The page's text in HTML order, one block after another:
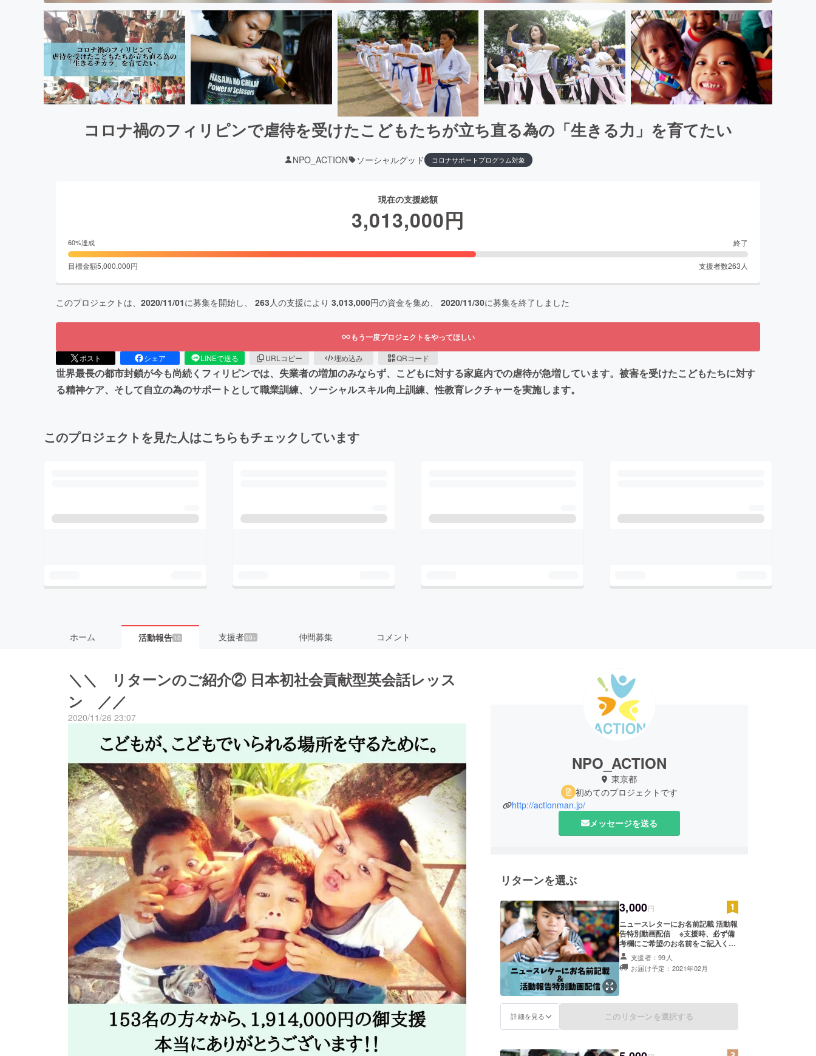
コロナ禍のフィリピンで虐待を受けたこどもたちが立ち直る為の「生きる力」を育てたい
NPO_ACTION ソーシャルグッド コロナサポートプログラム対象
現在の支援総額
3,013,000円
60%達成 終了
目標金額5,000,000円 支援者数263 人
このプロジェクトは、 2020/11/01に募集を開始し、 263 人の支援により 3,013,000円の資金を集め、 2020/11/30に募集を終了しました
もう一度プロジェクトをやってほしい
ポスト シェア LINEで送る URLコピー 埋め込み QRコード
世界最長の都市封鎖が今も尚続くフィリピンでは、失業者の増加のみならず、こどもに対する家庭内での虐待が急増しています。被害を受けたこどもたちに対す
る精神ケア、そして自立の為のサポートとして職業訓練、ソーシャルスキル向上訓練、性教育レクチャーを実施します。
このプロジェクトを見た人はこちらもチェックしています
ホーム 活動報告 10 支援者99+ 仲間募集 コメント
＼＼ リターンのご紹介② 日本初社会貢献型英会話レッス
ン ／／
2020/11/26 23:07
NPO_ACTION
東京都
初めてのプロジェクトです
http://actionman.jp/
メッセージを送る
リターンを選ぶ
3,000円
ニュースレターにお名前記載 活動報
告特別動画配信 ※支援時、必ず備
考欄にご希望のお名前をご記入くだ
さい。支援者：99人
お届け予定：2021年02月
詳細を見る このリターンを選択する